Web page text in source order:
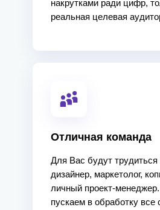
накрутками ради цифр,
реальная целевая
Отличная команда
Для Вас будут трудиться
дизайнер, маркетолог,
личный проект-
пускаем в обработку все